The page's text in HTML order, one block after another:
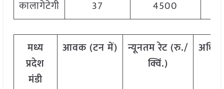
कालागेटेगी 37 4500
मध्य
प्रदेश
मंडी
आवक (टनमें) न्यूनतमरेट (रु./
क्विं.)